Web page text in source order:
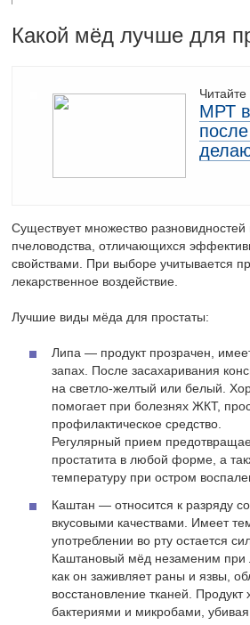
Какой мёд лучше для
Читайте
МРТ
Существует множество разновидностей
пчеловодства, отличающихся
свойствами. При выборе учитывается
лекарственное воздействие.
Лучшие виды мёда для простаты:
Липа — продукт прозрачен,
запах. После засахаривания
на светло-желтый или белый.
помогает при болезнях ЖКТ,
профилактическое средство.
Регулярный прием
простатита в любой форме, а
температуру при остром
Каштан — относится к разряду
вкусовыми качествами. Имеет
употреблении во рту остается
Каштановый мёд незаменим при
как он заживляет раны и язвы,
восстановление тканей.
бактериями и микробами,